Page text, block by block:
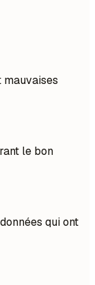
mauvaises
le bon
qui ont